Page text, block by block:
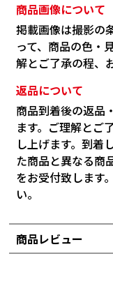
商品画像について
掲載画像は撮影の
って、商品の色・
解とご了承の程、
返品について
商品到着後の返品
ます。ご理解とご
し上げます。到着
た商品と異なる商
をお受付致します
い。
商品レビュー